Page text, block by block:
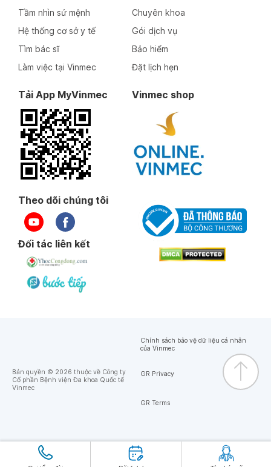
Tầm nhìn sứ mệnh
Hệ thống cơ sở y tế
Tìm bác sĩ
Làm việc tại Vinmec
Chuyên khoa
Gói dịch vụ
Bảo hiểm
Đặt lịch hẹn
Tải App MyVinmec Vinmec shop
Theo dõi chúng tôi
Đối tác liên kết
Bản quyền © 2026 thuộc về Công ty
Cổ phần Bệnh viện Đa khoa Quốc tế
Vinmec
Chính sách bảo vệ dữ liệu cá nhân
của Vinmec
GR Privacy
GR Terms